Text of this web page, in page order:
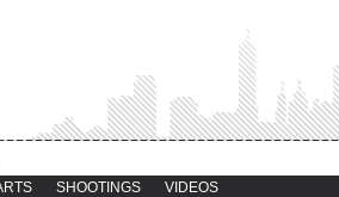
SHOOTINGS VIDEOS